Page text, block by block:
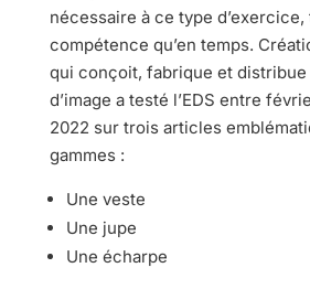
nécessaire à ce type d’exercice,
compétence qu’en temps.
qui conçoit, fabrique et
d’image a testé l’EDS entre
2022 sur trois articles
gammes :
Une veste
Une jupe
Une écharpe